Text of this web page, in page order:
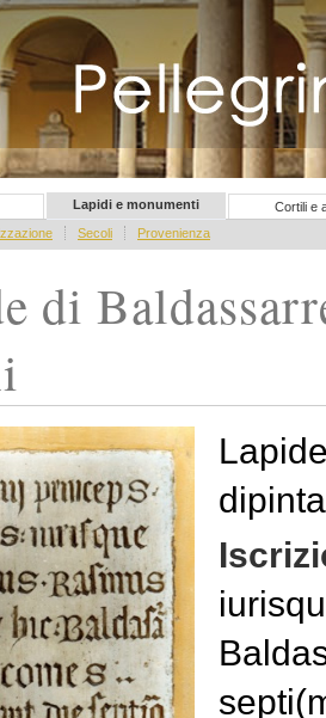
del sapere
Lapidi e monumenti
Secoli Provenienza
Cortili e
di